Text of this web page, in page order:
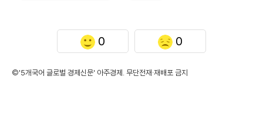
0 0
©'5개국어 글로벌 경제신문' 아주경제. 무단전재·재배포 금지